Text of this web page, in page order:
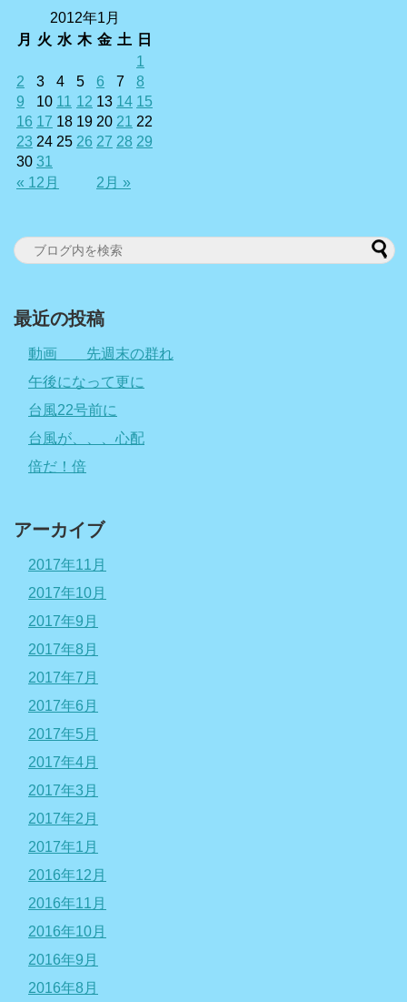
2012年1月
月
火 水 木 金 土 日
« 12月 2月 »
1
2
3 4 5 6 7
8
9
10 11 12 13 14 15
16 17 18 19 20 21 22
23 24 25 26 27 28 29
30 31
最近の投稿
動画 先週末の群れ
午後になって更に
台風22号前に
台風が、、、心配
倍だ！倍
アーカイブ
2017年11月
2017年10月
2017年9月
2017年8月
2017年7月
2017年6月
2017年5月
2017年4月
2017年3月
2017年2月
2017年1月
2016年12月
2016年11月
2016年10月
2016年9月
2016年8月